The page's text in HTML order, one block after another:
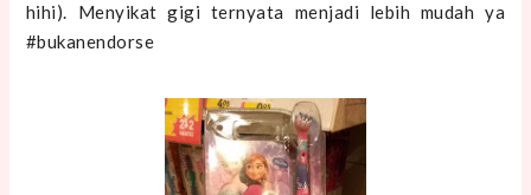
hihi). Menyikat gigi ternyata menjadi lebih mudah ya
#bukanendorse